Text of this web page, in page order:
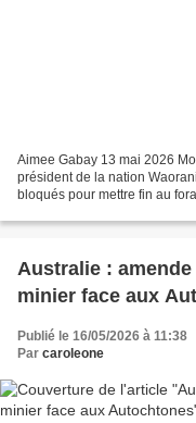
Aimee Gabay 13 mai 2026
président de la nation
bloqués pour mettre fin au
Australie :
minier face aux
Publié le 16/05/2026 à 11:38
Par caroleone